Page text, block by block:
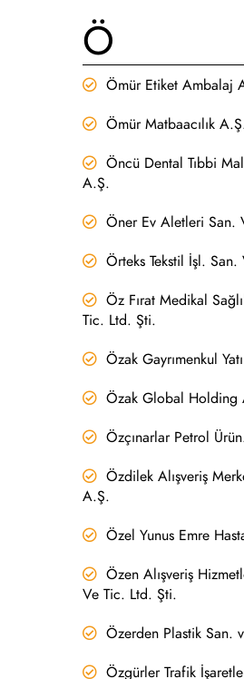
Ö
Ömür Etiket Ambalaj
Ömür Matbaacılık
Öncü Dental Tıbbi
A.Ş.
Öner Ev Aletleri San.
Örteks Tekstil İşl.
Öz Fırat Medikal
Tic. Ltd. Şti.
Özak Gayrımenkul
Özak Global Holding
Özçınarlar Petrol
Özdilek Alışveriş
A.Ş.
Özel Yunus Emre
Özen Alışveriş
Ve Tic. Ltd. Şti.
Özerden Plastik San.
Özgürler Trafik